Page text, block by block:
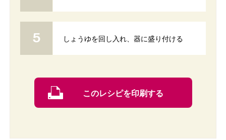
しょうゆを回し入れ、器に盛り付ける
このレシピを印刷する